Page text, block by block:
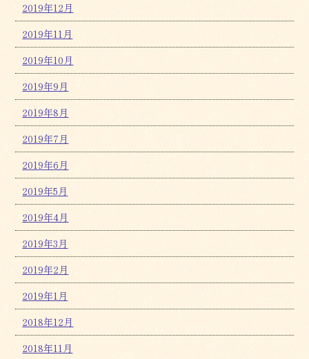
2019年12月
2019年11月
2019年10月
2019年9月
2019年8月
2019年7月
2019年6月
2019年5月
2019年4月
2019年3月
2019年2月
2019年1月
2018年12月
2018年11月